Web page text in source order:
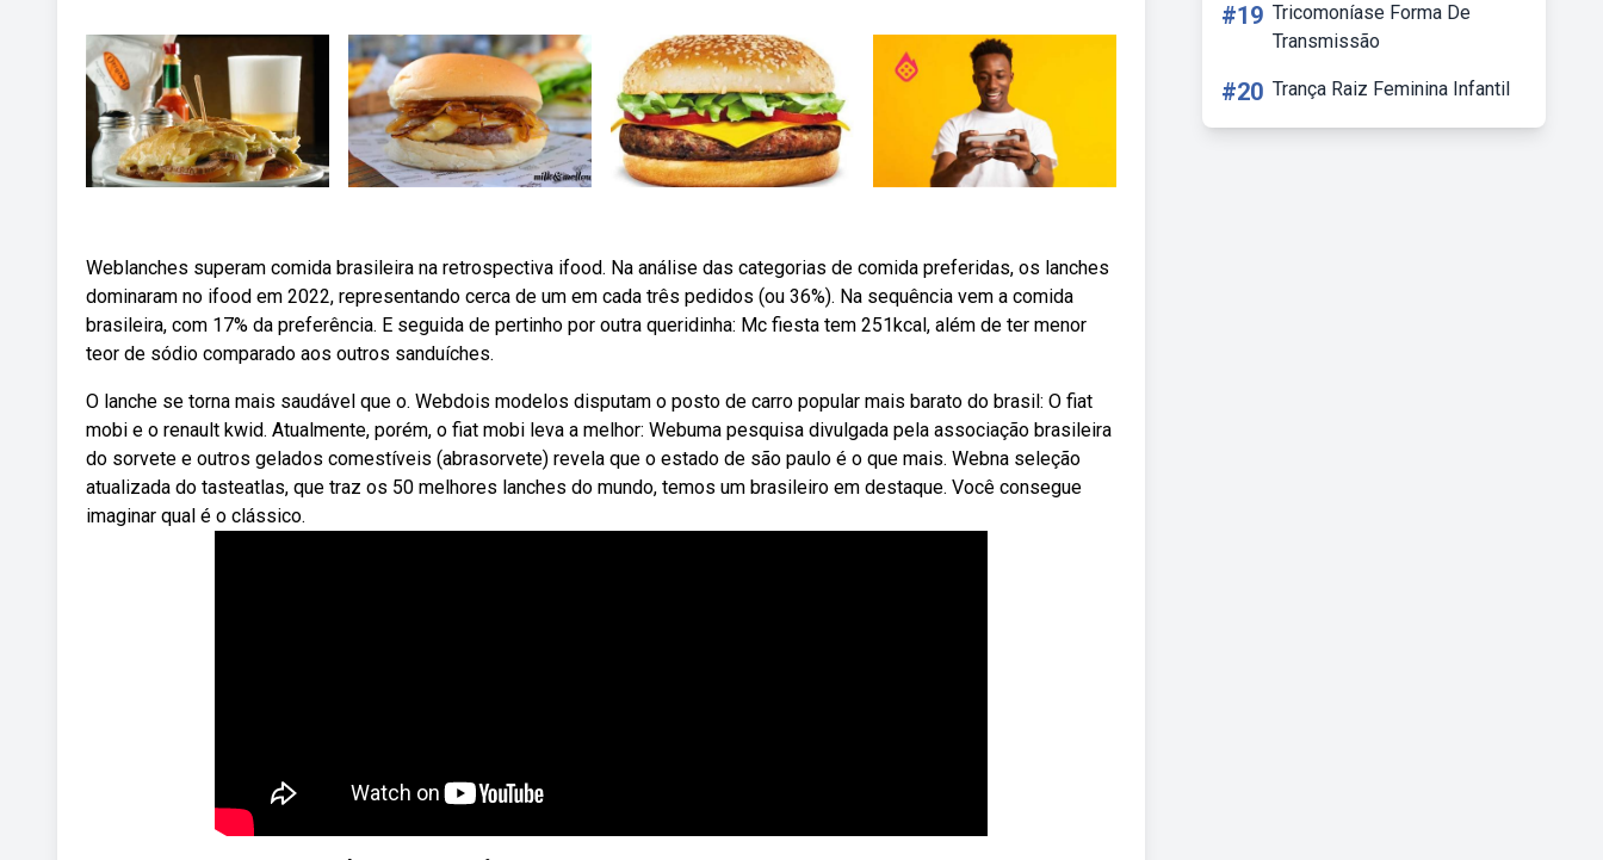
Weblanches superam comida brasileira na retrospectiva ifood. Na análise das categorias de comida preferidas, os lanches
dominaram no ifood em 2022, representando cerca de um em cada três pedidos (ou 36%). Na sequência vem a comida
brasileira, com 17% da preferência. E seguida de pertinho por outra queridinha: Mc fiesta tem 251kcal, além de ter menor
teor de sódio comparado aos outros sanduíches.
O lanche se torna mais saudável que o. Webdois modelos disputam o posto de carro popular mais barato do brasil: O fiat
mobi e o renault kwid. Atualmente, porém, o fiat mobi leva a melhor: Webuma pesquisa divulgada pela associação brasileira
do sorvete e outros gelados comestíveis (abrasorvete) revela que o estado de são paulo é o que mais. Webna seleção
atualizada do tasteatlas, que traz os 50 melhores lanches do mundo, temos um brasileiro em destaque. Você consegue
imaginar qual é o clássico.
#19 Tricomoníase Forma De
Transmissão
#20 Trança Raiz Feminina Infantil